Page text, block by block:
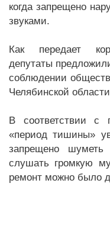
когда запрещено
звуками.
Как передает
депутаты
соблюдении
Челябинской
В соответствии с
«период тишины»
запрещено
слушать громкую
ремонт можно было